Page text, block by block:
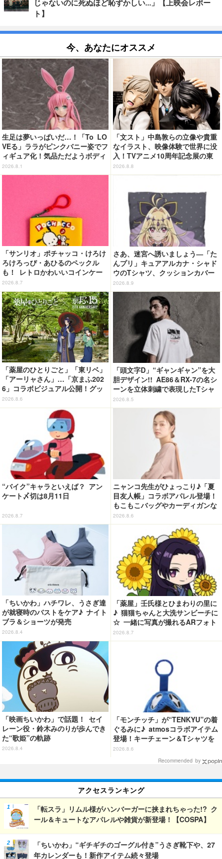
じゃないのに死ぬほど恥ずかしい...」【上映会レポー
ト】
今、あなたにオススメ
生足は夢いっぱいだ…！「To LO
VEる」ララがピンクバニー姿でフ
ィギュア化！気品ただようボディ
に注目
2026.8.1
「文スト」中島敦らの立像や貴重
なイラスト、映像体験で世界に没
入！TVアニメ10周年記念展の東
京会場フォトレポートが到着
2026.8.8
「サンリオ」ポチャッコ・けろけ
ろけろっぴ・あひるのペックル
も！ レトロかわいいコインケー
ス第2弾がカプセルトイに登場♪
2026.8.7
さあ、迷宮へ誘いましょう―「た
んプリ」キュアアルカナ・シャド
ウのTシャツ、クッションカバー
などが新登場
2026.8.9
「薬屋のひとりごと」「東リベ」
「アーリャさん」…「京まふ202
6」コラボビジュアル公開！グッ
ズなどの最新情報も
2026.8.6
「頭文字D」“ギャンギャン”を大
胆デザイン!! AE86＆RX-7の名シ
ーンを立体刺繍で表現したTシャ
ツ登場
2026.8.5
“バイク”キャラといえば？ アン
ケート〆切は8月11日
2026.8.7
ニャンコ先生がひょっこり♪「夏
目友人帳」コラボアパレル登場！
もこもこバッグやカーディガンな
ど全8型
2026.8.6
「ちいかわ」ハチワレ、うさぎ達
が就寝時のバストをケア♪ ナイト
ブラ＆ショーツが発売
2026.8.4
「薬屋」壬氏様とひまわりの里に
♪ 猫猫ちゃんと大洗サンビーチに
☆ 一緒に写真が撮れるARフォト
スポット企画「猫猫・壬氏と夏巡
り」開催【茨城県】
2026.8.7
「映画ちいかわ」で話題！ セイ
レーン役・鈴木みのりが歩んでき
た“歌姫”の軌跡
2026.8.4
「モンチッチ」が“TENKYU”の着
ぐるみに♪ atmosコラボアイテム
登場！キーチェーン＆Tシャツを
展開
2026.8.6
Recommended by
アクセスランキング
「転スラ」リムル様がハンバーガーに挟まれちゃった!? ク
ール＆キュートなアパレルや雑貨が新登場！【COSPA】
「ちいかわ」“ギチギチのゴーグル付き”うさぎ靴下や、27
年カレンダーも！新作アイテム続々登場